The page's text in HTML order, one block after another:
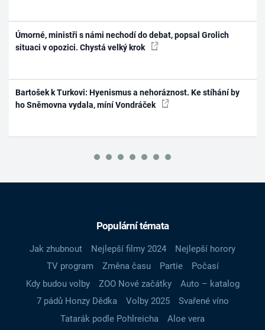
Úmorné, ministři s námi nechodí do debat, popsal Grolich
situaci v opozici. Chystá velký krok
Bartošek k Turkovi: Hyenismus a nehoráznost. Ke stíhání by
ho Sněmovna vydala, míní Vondráček
Populární témata
Jak zhubnout Nejlepší filmy 2024
Nejlepší horory
TV program
Změna času Partie
Počasí
Kdy budou volby
ZOO Nové začátky
Auto – katalog
7 pádů Honzy Dědka
Volby 2025
Svařené víno
Tatarák podle Pohlreicha
Aloe vera